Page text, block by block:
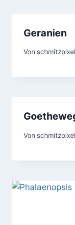
Geranien
Von schmitzpixel
Von schmitzpixel